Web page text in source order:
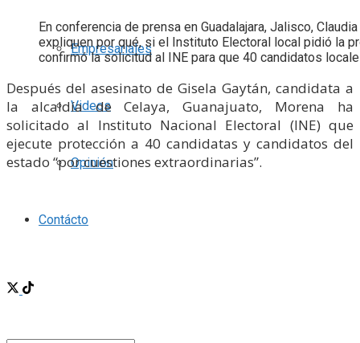
Empresariales
Videos
Opinión
Contácto
En conferencia de prensa en Guadalajara, Jalisco,
expliquen por qué, si el Instituto Electoral local pidió la
confirmó la solicitud al INE para que 40 candidatos
Después del asesinato de Gisela Gaytán, candidata a
la alcaldía de Celaya, Guanajuato, Morena ha
solicitado al Instituto Nacional Electoral (INE) que
ejecute protección a 40 candidatas y candidatos del
estado “por cuestiones extraordinarias”.